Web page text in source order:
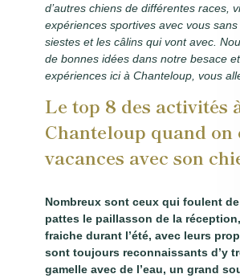
d’autres chiens de différentes races,
expériences sportives avec vous
siestes et les câlins qui vont avec.
de bonnes idées dans notre besace
expériences ici à Chanteloup, vous
Le top 8 des activités
Chanteloup quand on
vacances avec son
Nombreux sont ceux qui foulent
pattes le paillasson de la
fraiche durant l’été, avec leurs
sont toujours reconnaissants d’y
gamelle avec de l’eau, un grand